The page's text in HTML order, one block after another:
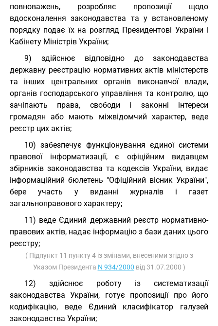
повноважень, розробляє пропозиції щодо
вдосконалення законодавства та у встановленому
порядку подає їх на розгляд Президентові України і
Кабінету Міністрів України;
9) здійснює відповідно до законодавства
державну реєстрацію нормативних актів міністерств
та інших центральних органів виконавчої влади,
органів господарського управління та контролю, що
зачіпають права, свободи і законні інтереси
громадян або мають міжвідомчий характер, веде
реєстр цих актів;
10) забезпечує функціонування єдиної системи
правової інформатизації, є офіційним видавцем
збірників законодавства та кодексів України, видає
інформаційний бюлетень "Офіційний вісник України",
бере участь у виданні журналів і газет
загальноправового характеру;
11) веде Єдиний державний реєстр нормативно-
правових актів, надає інформацію з бази даних цього
реєстру;
( Підпункт 11 пункту 4 із змінами, внесеними згідно з
Указом Президента N 934/2000 від 31.07.2000 )
12) здійснює роботу із систематизації
законодавства України, готує пропозиції про його
кодифікацію, веде Єдиний класифікатор галузей
законодавства України;